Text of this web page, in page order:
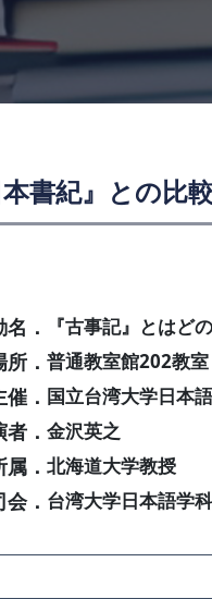
書紀』との比
． 『古事記』とは
所．普通教室館202教室
催． 国立台湾大学日本
者．金沢英之
属．北海道大学教授
会． 台湾大学日本語学